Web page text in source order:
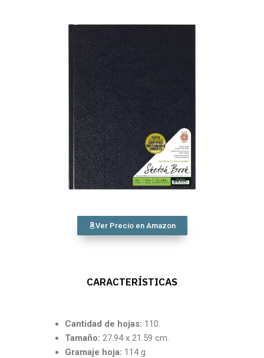
Ver Precio en Amazon
CARACTERÍSTICAS
Cantidad de hojas: 110.
Tamaño: 27.94 x 21.59 cm.
Gramaje hoja: 114 g.